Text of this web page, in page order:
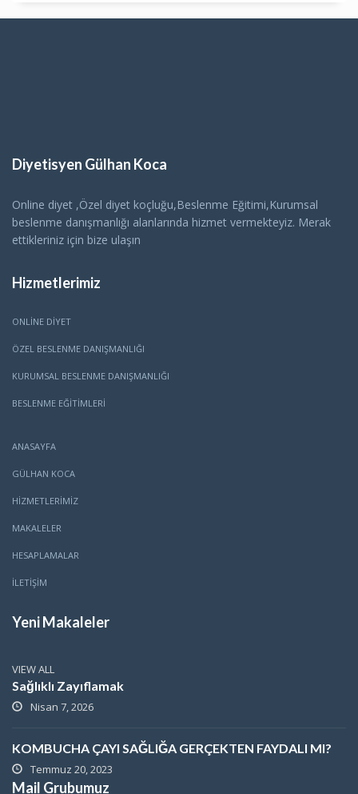
Diyetisyen Gülhan Koca
Online diyet ,Özel diyet koçluğu,Beslenme Eğitimi,Kurumsal
beslenme danışmanlığı alanlarında hizmet vermekteyiz. Merak
ettikleriniz için bize ulaşın
Hizmetlerimiz
ONLINE DIYET
ÖZEL BESLENME DANIŞMANLIĞI
KURUMSAL BESLENME DANIŞMANLIĞI
BESLENME EĞITIMLERI
ANASAYFA
GÜLHAN KOCA
HİZMETLERİMİZ
MAKALELER
HESAPLAMALAR
İLETİŞİM
Yeni Makaleler
VIEW ALL
Sağlıklı Zayıflamak
Nisan 7, 2026
KOMBUCHA ÇAYI SAĞLIĞA GERÇEKTEN FAYDALI MI?
Temmuz 20, 2023
Mail Grubumuz